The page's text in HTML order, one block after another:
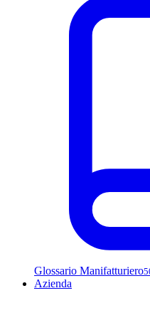
Glossario Manifatturiero
Azienda